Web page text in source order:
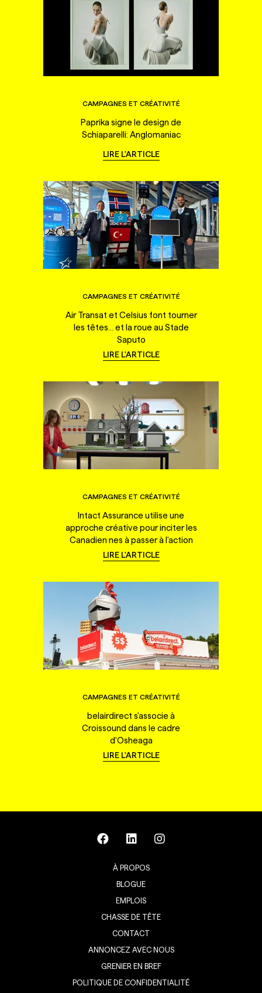
CAMPAGNES ET CRÉATIVITÉ
Paprika signe le design de
Schiaparelli: Anglomaniac
LIRE L'ARTICLE
CAMPAGNES ET CRÉATIVITÉ
Air Transat et Celsius font tourner
les têtes... et la roue au Stade
Saputo
LIRE L'ARTICLE
CAMPAGNES ET CRÉATIVITÉ
Intact Assurance utilise une
approche créative pour inciter les
Canadien·nes à passer à l'action
LIRE L'ARTICLE
CAMPAGNES ET CRÉATIVITÉ
belairdirect s'associe à
Croissound dans le cadre
d'Osheaga
LIRE L'ARTICLE
À PROPOS
BLOGUE
EMPLOIS
CHASSE DE TÊTE
CONTACT
ANNONCEZ AVEC NOUS
GRENIER EN BREF
POLITIQUE DE CONFIDENTIALITÉ